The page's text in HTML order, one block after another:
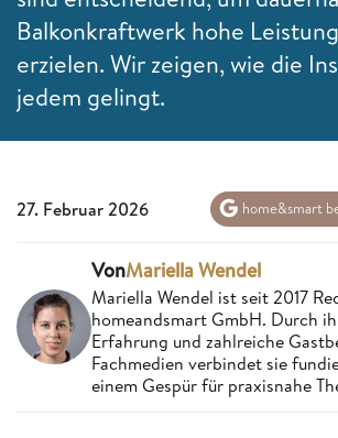
Balkonkraftwerk hohe
erzielen. Wir zeigen, wie die
jedem gelingt.
27. Februar 2026 home&smart
VonMariella Wendel
Mariella Wendel ist seit 2017
homeandsmart GmbH. Durch
Erfahrung und zahlreiche
Fachmedien verbindet sie
einem Gespür für praxisnahe